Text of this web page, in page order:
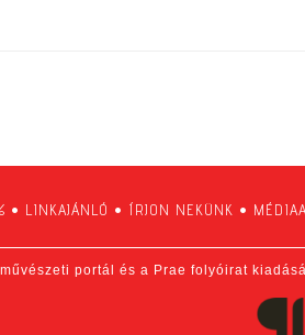
• LINKAJÁNLÓ • ÍRJON NEKÜNK •
portál és a Prae folyóirat